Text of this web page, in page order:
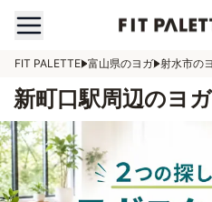
FIT PALETTE 富山県のヨガ 射水市の
新町口駅周辺のヨ